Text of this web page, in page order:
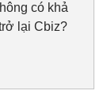
có khả
lại Cbiz?